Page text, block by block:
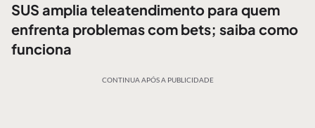
SUS amplia teleatendimento para quem
enfrenta problemas com bets; saiba como
funciona
CONTINUA APÓS A PUBLICIDADE